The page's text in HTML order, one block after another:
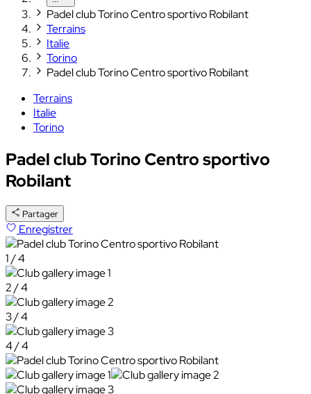
Padel club Torino Centro sportivo Robilant
Terrains
Italie
Torino
Padel club Torino Centro sportivo Robilant
Terrains
Italie
Torino
Padel club Torino Centro sportivo
Robilant
Partager
Enregistrer
1 / 4
2 / 4
3 / 4
4 / 4